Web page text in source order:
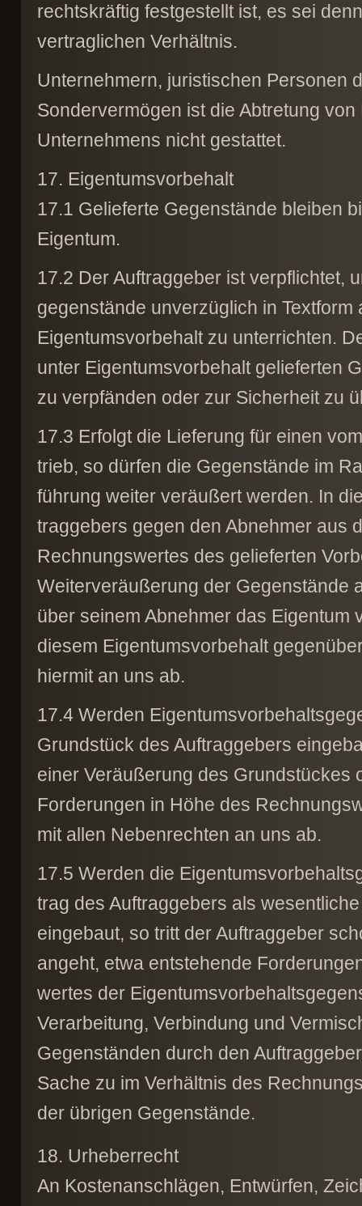
rechtskräftig festgestellt ist, es sei
vertraglichen Verhältnis.
Unternehmern, juristischen Personen
Sondervermögen ist die Abtretung
Unternehmens nicht gestattet.
17. Eigentumsvorbehalt
17.1 Gelieferte Gegenstände bleiben
Eigentum.
17.2 Der Auftraggeber ist verpflichtet,
gegenstände unverzüglich in
Eigentumsvorbehalt zu unterrichten.
unter Eigentumsvorbehalt gelieferten
zu verpfänden oder zur Sicherheit zu
17.3 Erfolgt die Lieferung für einen
trieb, so dürfen die Gegenstände im
führung weiter veräußert werden. In
traggebers gegen den Abnehmer aus
Rechnungswertes des gelieferten
Weiterveräußerung der Gegenstände
über seinem Abnehmer das
diesem Eigentumsvorbehalt
hiermit an uns ab.
17.4 Werden
Grundstück des Auftraggebers
einer Veräußerung des Grundstückes
Forderungen in Höhe des
mit allen Nebenrechten an uns ab.
17.5 Werden die
trag des Auftraggebers als
eingebaut, so tritt der Auftraggeber
angeht, etwa entstehende
wertes der
Verarbeitung, Verbindung und
Gegenständen durch den
Sache zu im Verhältnis des
der übrigen Gegenstände.
18. Urheberrecht
An Kostenanschlägen, Entwürfen,